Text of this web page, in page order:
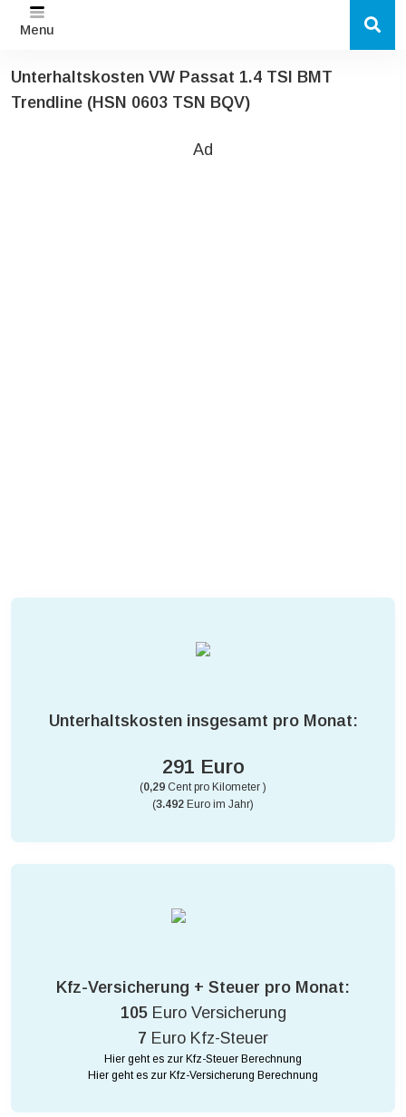
Menu
Unterhaltskosten VW Passat 1.4 TSI BMT
Trendline (HSN 0603 TSN BQV)
Ad
Unterhaltskosten insgesamt pro Monat:
291 Euro
(0,29 Cent pro Kilometer )
(3.492 Euro im Jahr)
Kfz-Versicherung + Steuer pro Monat:
105 Euro Versicherung
7 Euro Kfz-Steuer
Hier geht es zur Kfz-Steuer Berechnung
Hier geht es zur Kfz-Versicherung Berechnung